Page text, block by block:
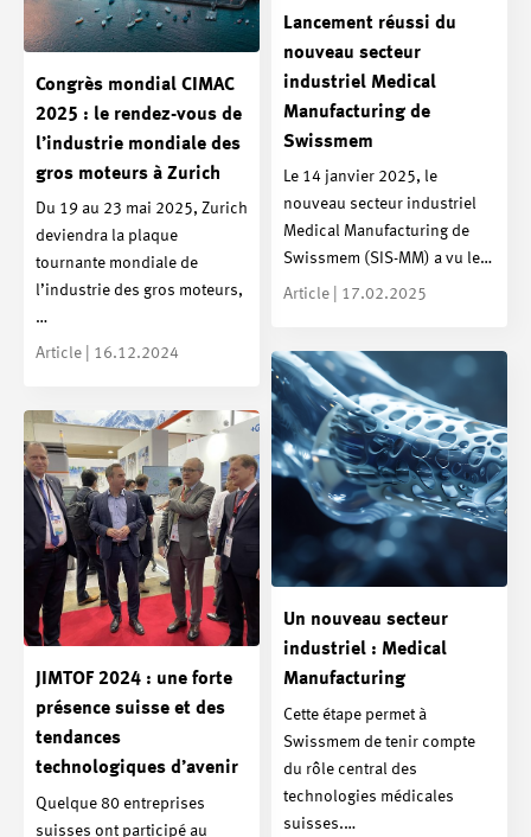
Lancement réussi du
nouveau secteur
industriel Medical
Manufacturing de
Swissmem
Le 14 janvier 2025, le
nouveau secteur industriel
Medical Manufacturing de
Swissmem (SIS-MM) a vu le…
Article | 17.02.2025
Congrès mondial CIMAC
2025 : le rendez-vous de
l’industrie mondiale des
gros moteurs à Zurich
Du 19 au 23 mai 2025, Zurich
deviendra la plaque
tournante mondiale de
l’industrie des gros moteurs,
…
Article | 16.12.2024
Un nouveau secteur
industriel : Medical
Manufacturing
Cette étape permet à
Swissmem de tenir compte
du rôle central des
technologies médicales
suisses.…
JIMTOF 2024 : une forte
présence suisse et des
tendances
technologiques d’avenir
Quelque 80 entreprises
suisses ont participé au